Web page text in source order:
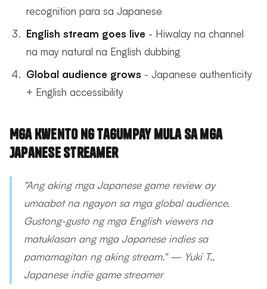
recognition para sa Japanese
English stream goes live - Hiwalay na channel
na may natural na English dubbing
Global audience grows - Japanese authenticity
+ English accessibility
Mga Kwento ng Tagumpay mula sa mga
Japanese Streamer
"Ang aking mga Japanese game review ay
umaabot na ngayon sa mga global audience.
Gustong-gusto ng mga English viewers na
matuklasan ang mga Japanese indies sa
pamamagitan ng aking stream." — Yuki T.,
Japanese indie game streamer